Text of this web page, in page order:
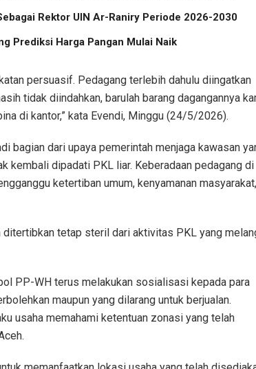
Rektor UIN Ar-Raniry Periode 2026-2030
Prediksi Harga Pangan Mulai Naik
persuasif. Pedagang terlebih dahulu diingatkan
tidak diindahkan, barulah barang dagangannya
di kantor,” kata Evendi, Minggu (24/5/2026).
bagian dari upaya pemerintah menjaga kawasan
kembali dipadati PKL liar. Keberadaan pedagang di
ketertiban umum, kenyamanan masyarakat,
ditertibkan tetap steril dari aktivitas PKL yang
PP-WH terus melakukan sosialisasi kepada para
maupun yang dilarang untuk berjualan.
usaha memahami ketentuan zonasi yang telah